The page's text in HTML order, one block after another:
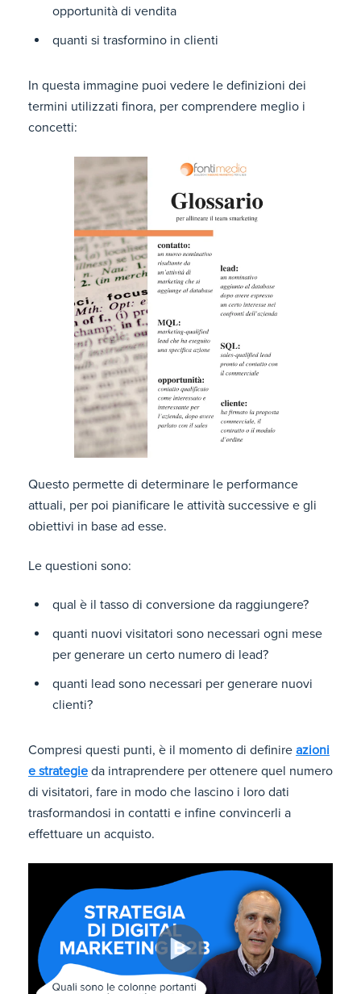
opportunità di vendita
quanti si trasformino in clienti
In questa immagine puoi vedere le definizioni dei
termini utilizzati finora, per comprendere meglio i
concetti:
Questo permette di determinare le performance
attuali, per poi pianificare le attività successive e gli
obiettivi in base ad esse.
Le questioni sono:
qual è il tasso di conversione da raggiungere?
quanti nuovi visitatori sono necessari ogni mese
per generare un certo numero di lead?
quanti lead sono necessari per generare nuovi
clienti?
Compresi questi punti, è il momento di definire azioni
e strategie da intraprendere per ottenere quel numero
di visitatori, fare in modo che lascino i loro dati
trasformandosi in contatti e infine convincerli a
effettuare un acquisto.